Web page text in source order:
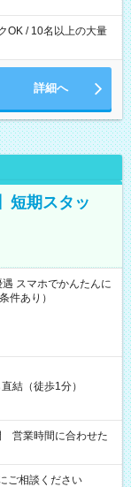
OK / 10名以上の大量
詳細へ
短期スタッ
スマホでかんたんに
件あり）
結（徒歩1分）
ご相談ください